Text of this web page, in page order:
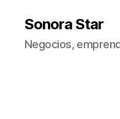
Sonora Star
Negocios,